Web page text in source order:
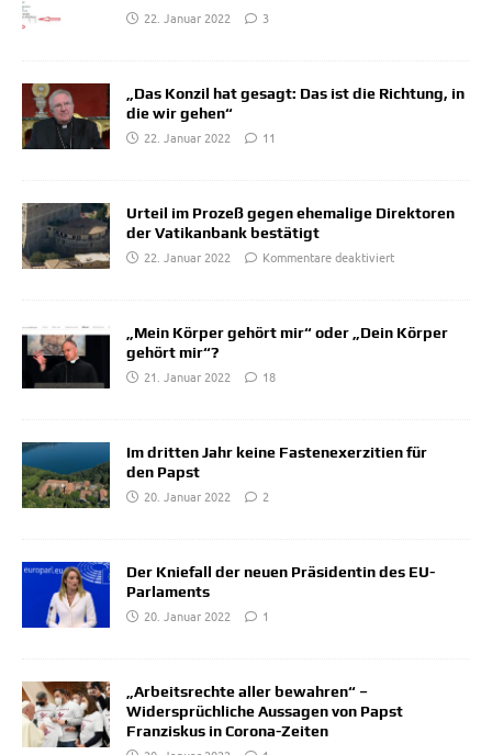
22. Januar 2022
3
„Das Konzil hat gesagt: Das ist die Richtung, in
die wir gehen“
22. Januar 2022
11
Urteil im Prozeß gegen ehemalige Direktoren
der Vatikanbank bestätigt
22. Januar 2022
Kommentare deaktiviert
„Mein Körper gehört mir“ oder „Dein Körper
gehört mir“?
21. Januar 2022
18
Im dritten Jahr keine Fastenexerzitien für
den Papst
20. Januar 2022
2
Der Kniefall der neuen Präsidentin des EU-
Parlaments
20. Januar 2022
1
„Arbeitsrechte aller bewahren“ –
Widersprüchliche Aussagen von Papst
Franziskus in Corona-Zeiten